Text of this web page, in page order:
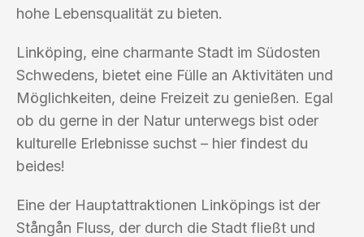
hohe Lebensqualität zu bieten.
Linköping, eine charmante Stadt im Südosten
Schwedens, bietet eine Fülle an Aktivitäten und
Möglichkeiten, deine Freizeit zu genießen. Egal
ob du gerne in der Natur unterwegs bist oder
kulturelle Erlebnisse suchst – hier findest du
beides!
Eine der Hauptattraktionen Linköpings ist der
Stångån Fluss, der durch die Stadt fließt und